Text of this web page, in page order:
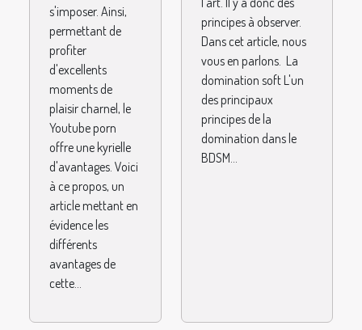
s'imposer. Ainsi,
permettant de
profiter
d'excellents
moments de
plaisir charnel, le
Youtube porn
offre une kyrielle
d'avantages. Voici
à ce propos, un
article mettant en
évidence les
différents
avantages de
cette...
principes à observer.
Dans cet article, nous
vous en parlons. La
domination soft L'un
des principaux
principes de la
domination dans le
BDSM...